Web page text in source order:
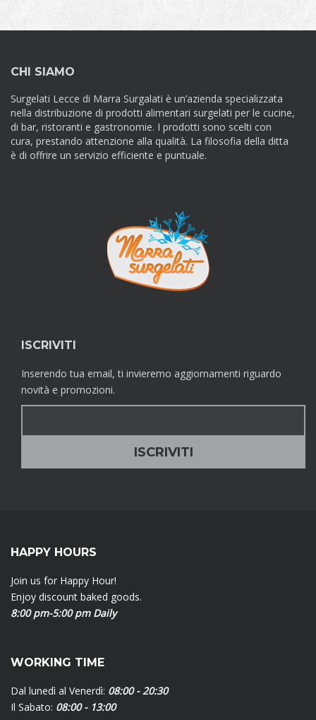
CHI SIAMO
Surgelati Lecce di Marra Surgalati è un’azienda specializzata
nella distribuzione di prodotti alimentari surgelati per le cucine,
di bar, ristoranti e gastronomie. I prodotti sono scelti con
cura, prestando attenzione alla qualità. La filosofia della ditta
è di offrire un servizio efficiente e puntuale.
ISCRIVITI
Inserendo tua email, ti invieremo aggiornamenti riguardo
novità e promozioni.
HAPPY HOURS
Join us for Happy Hour!
Enjoy discount baked goods.
8:00 pm-5:00 pm Daily
WORKING TIME
Dal lunedì al Venerdì: 08:00 - 20:30
Il Sabato: 08:00 - 13:00